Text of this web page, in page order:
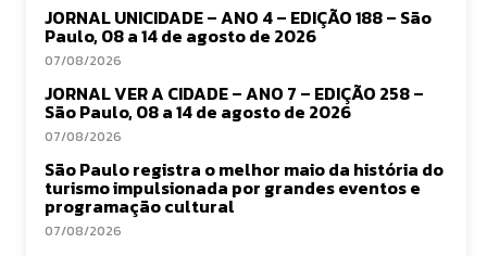
JORNAL UNICIDADE – ANO 4 – EDIÇÃO 188 – São
Paulo, 08 a 14 de agosto de 2026
07/08/2026
JORNAL VER A CIDADE – ANO 7 – EDIÇÃO 258 –
São Paulo, 08 a 14 de agosto de 2026
07/08/2026
São Paulo registra o melhor maio da história do
turismo impulsionada por grandes eventos e
programação cultural
07/08/2026